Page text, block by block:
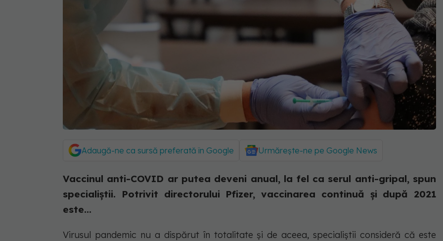
Adaugă-ne ca sursă preferată în Google Urmărește-ne pe Google News
Vaccinul anti-COVID ar putea deveni anual, la fel ca serul anti-gripal, spun
specialiștii. Potrivit directorului Pfizer, vaccinarea continuă și după 2021
este...
Virusul pandemic nu a dispărut în totalitate și de aceea, specialiștii consideră că este